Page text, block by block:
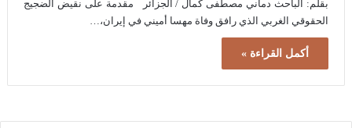
بقلم: الباحث دماني مصطفى كمال / الجزائر مقدمة على نقيض الضجيج
الحقوقي الغربي الذي رافق وفاة مهسا أميني في إيران،…
أكمل القراءة »